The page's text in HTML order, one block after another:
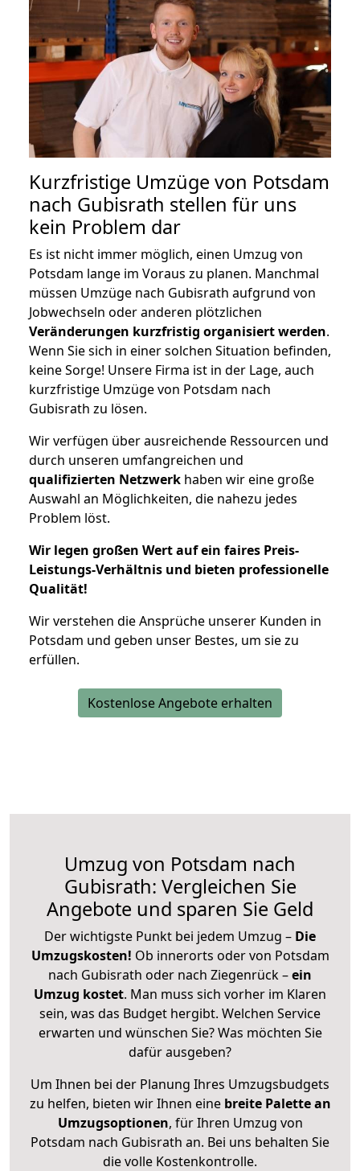
Kurzfristige Umzüge von Potsdam
nach Gubisrath stellen für uns
kein Problem dar
Es ist nicht immer möglich, einen Umzug von
Potsdam lange im Voraus zu planen. Manchmal
müssen Umzüge nach Gubisrath aufgrund von
Jobwechseln oder anderen plötzlichen
Veränderungen kurzfristig organisiert werden.
Wenn Sie sich in einer solchen Situation befinden,
keine Sorge! Unsere Firma ist in der Lage, auch
kurzfristige Umzüge von Potsdam nach
Gubisrath zu lösen.
Wir verfügen über ausreichende Ressourcen und
durch unseren umfangreichen und
qualifizierten Netzwerk haben wir eine große
Auswahl an Möglichkeiten, die nahezu jedes
Problem löst.
Wir legen großen Wert auf ein faires Preis-
Leistungs-Verhältnis und bieten professionelle
Qualität!
Wir verstehen die Ansprüche unserer Kunden in
Potsdam und geben unser Bestes, um sie zu
erfüllen.
Kostenlose Angebote erhalten
Umzug von Potsdam nach
Gubisrath: Vergleichen Sie
Angebote und sparen Sie Geld
Der wichtigste Punkt bei jedem Umzug – Die
Umzugskosten! Ob innerorts oder von Potsdam
nach Gubisrath oder nach Ziegenrück –ein
Umzug kostet. Man muss sich vorher im Klaren
sein, was das Budget hergibt. Welchen Service
erwarten und wünschen Sie? Was möchten Sie
dafür ausgeben?
Um Ihnen bei der Planung Ihres Umzugsbudgets
zu helfen, bieten wir Ihnen eine breite Palette an
Umzugsoptionen, für Ihren Umzug von
Potsdam nach Gubisrath an. Bei uns behalten Sie
die volle Kostenkontrolle.